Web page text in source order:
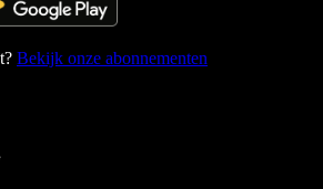
Bekijk onze abonnementen